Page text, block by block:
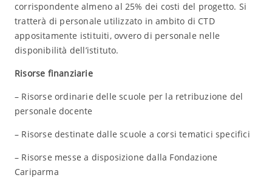
corrispondente almeno al 25% dei costi del progetto. Si
tratterà di personale utilizzato in ambito di CTD
appositamente istituiti, ovvero di personale nelle
disponibilità dell’istituto.
Risorse finanziarie
– Risorse ordinarie delle scuole per la retribuzione del
personale docente
– Risorse destinate dalle scuole a corsi tematici specifici
– Risorse messe a disposizione dalla Fondazione
Cariparma